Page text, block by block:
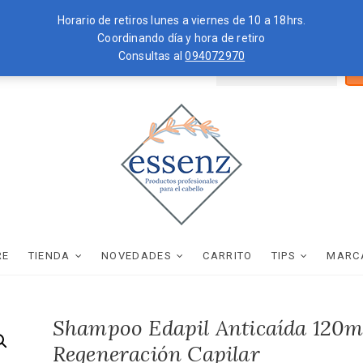
Horario de retiros lunes a viernes de 10 a 18hrs.
Coordinando día y hora de retiro
Consultas al094072970
por:
essenz
TIENDA NOVEDADES CARRITO TIPS
Shampoo Edapil Anticaída
Regeneración Capilar